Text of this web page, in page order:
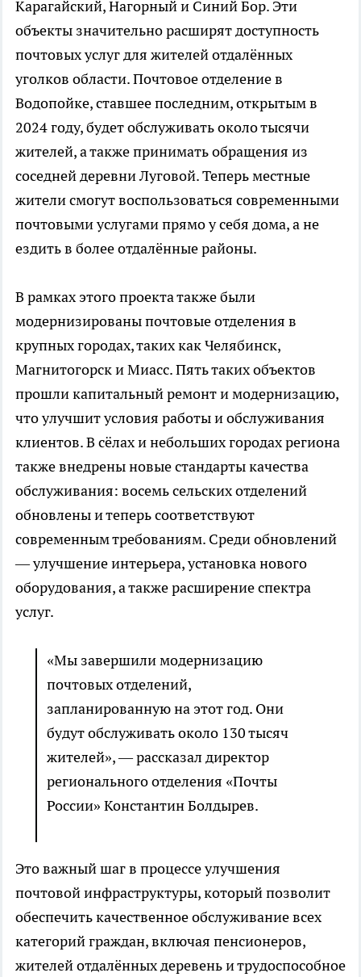
Карагайский, Нагорный и Синий Бор. Эти
объекты значительно расширят доступность
почтовых услуг для жителей отдалённых
уголков области. Почтовое отделение в
Водопойке, ставшее последним, открытым в
2024 году, будет обслуживать около тысячи
жителей, а также принимать обращения из
соседней деревни Луговой. Теперь местные
жители смогут воспользоваться современными
почтовыми услугами прямо у себя дома, а не
ездить в более отдалённые районы.
В рамках этого проекта также были
модернизированы почтовые отделения в
крупных городах, таких как Челябинск,
Магнитогорск и Миасс. Пять таких объектов
прошли капитальный ремонт и модернизацию,
что улучшит условия работы и обслуживания
клиентов. В сёлах и небольших городах региона
также внедрены новые стандарты качества
обслуживания: восемь сельских отделений
обновлены и теперь соответствуют
современным требованиям. Среди обновлений
— улучшение интерьера, установка нового
оборудования, а также расширение спектра
услуг.
«Мы завершили модернизацию
почтовых отделений,
запланированную на этот год. Они
будут обслуживать около 130 тысяч
жителей», — рассказал директор
регионального отделения «Почты
России» Константин Болдырев.
Это важный шаг в процессе улучшения
почтовой инфраструктуры, который позволит
обеспечить качественное обслуживание всех
категорий граждан, включая пенсионеров,
жителей отдалённых деревень и трудоспособное